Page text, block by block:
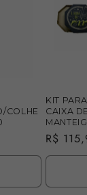
Default
Title
COLHE
Aumentar
KIT
CAIXA
Preço
normal
R$